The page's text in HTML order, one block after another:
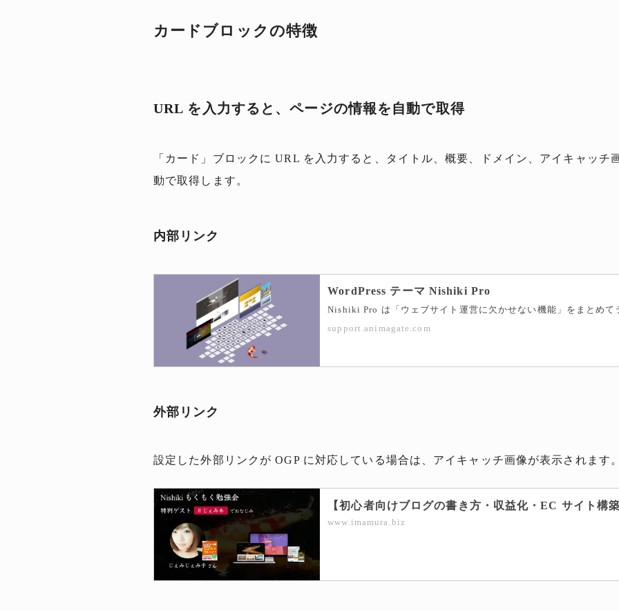
カードブロックの特徴
URL を入力すると、ページの情報を自動で取得
「カード」ブロックに URL を入力すると、タイトル、概要、ドメイン、アイキャッチ
動で取得します。
内部リンク
WordPress テーマ Nishiki Pro
support.animagate.com
外部リンク
設定した外部リンクが OGP に対応している場合は、アイキャッチ画像が表示されます
www.imamura.biz